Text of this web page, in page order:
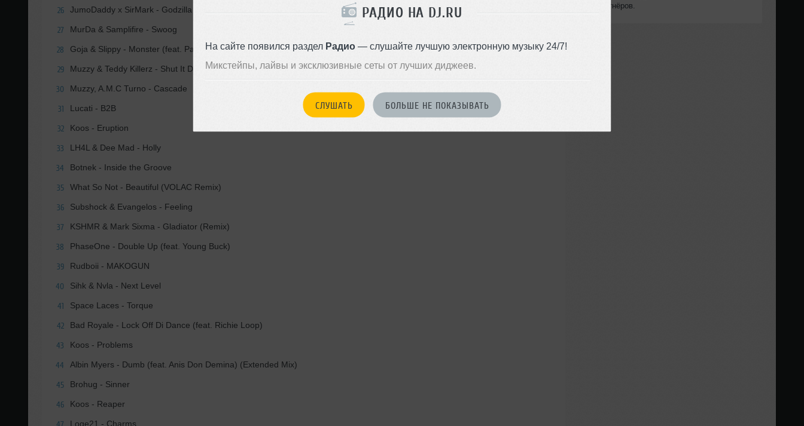
РАДИО НА DJ.RU
На сайте появился раздел Радио— слушайте лучшую электронную музыку 24/7!
Микстейпы, лайвы и эксклюзивные сеты от лучших диджеев.
СЛУШАТЬ БОЛЬШЕ НЕ ПОКАЗЫВАТЬ
26 JumoDaddy x SirMark - Godzilla
27 MurDa & Samplifire - Swoog
28 Goja & Slippy - Monster (feat. Panther)
29 Muzzy & Teddy Killerz - Shut It Down
30 Muzzy, A.M.C Turno - Cascade
31 Lucati - B2B
32 Koos - Eruption
33 LH4L & Dee Mad - Holly
34 Botnek - Inside the Groove
35 What So Not - Beautiful (VOLAC Remix)
36 Subshock & Evangelos - Feeling
37 KSHMR & Mark Sixma - Gladiator (Remix)
38 PhaseOne - Double Up (feat. Young Buck)
39 Rudboii - MAKOGUN
40 Sihk & Nvla - Next Level
41 Space Laces - Torque
42 Bad Royale - Lock Off Di Dance (feat. Richie Loop)
43 Koos - Problems
44 Albin Myers - Dumb (feat. Anis Don Demina) (Extended Mix)
45 Brohug - Sinner
46 Koos - Reaper
Loge21 - Charms
от партнёров.